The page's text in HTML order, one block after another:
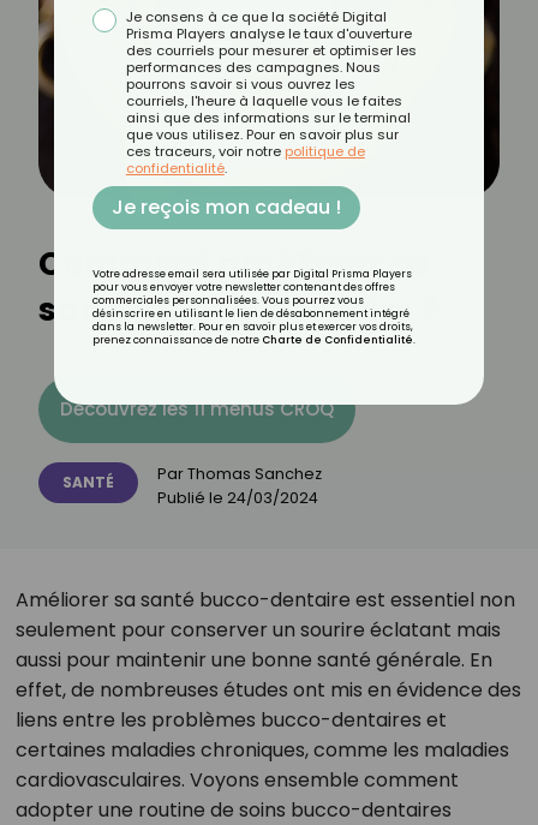
Comment améliorer sa
santé bucco-dentaire ?
Découvrez les 11 menus CROQ
SANTÉ ParThomas Sanchez
Publié le 24/03/2024
Améliorer sa santé bucco-dentaire est essentiel non
seulement pour conserver un sourire éclatant mais
aussi pour maintenir une bonne santé générale. En
effet, de nombreuses études ont mis en évidence des
liens entre les problèmes bucco-dentaires et
certaines maladies chroniques, comme les maladies
cardiovasculaires. Voyons ensemble comment
adopter une routine de soins bucco-dentaires
Je consens à ce que la société Digital
Prisma Players analyse le taux d'ouverture
des courriels pour mesurer et optimiser les
performances des campagnes. Nous
pourrons savoir si vous ouvrez les
courriels, l'heure à laquelle vous le faites
ainsi que des informations sur le terminal
que vous utilisez. Pour en savoir plus sur
ces traceurs, voir notre politique de
confidentialité.
Je reçois mon cadeau !
Votre adresse email sera utilisée par Digital Prisma Players
pour vous envoyer votre newsletter contenant des offres
commerciales personnalisées. Vous pourrez vous
désinscrire en utilisant le lien de désabonnement intégré
dans la newsletter. Pour en savoir plus et exercer vos droits,
prenez connaissance de notre Charte de Confidentialité.